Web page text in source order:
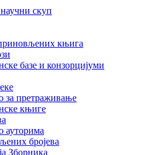
скуп
књига
базе и конзорцијуми
за претраживање
књиге
ауторима
бројева
Зборника